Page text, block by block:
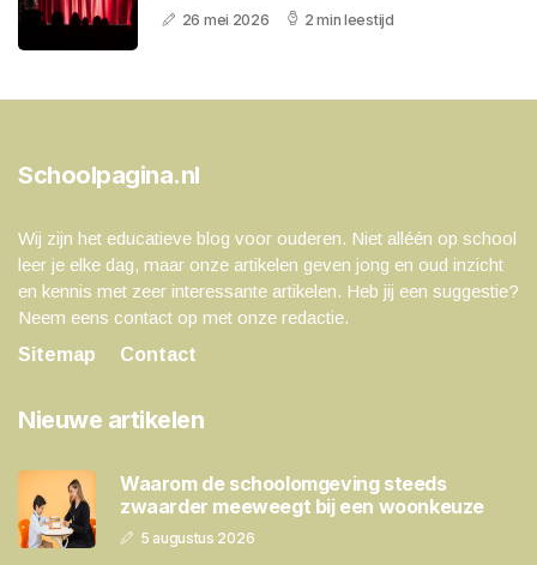
26 mei 2026 2 min leestijd
Schoolpagina.nl
Wij zijn het educatieve blog voor ouderen. Niet alléén op school
leer je elke dag, maar onze artikelen geven jong en oud inzicht
en kennis met zeer interessante artikelen. Heb jij een suggestie?
Neem eens contact op met onze redactie.
Sitemap
Contact
Nieuwe artikelen
Waarom de schoolomgeving steeds
zwaarder meeweegt bij een woonkeuze
5 augustus 2026